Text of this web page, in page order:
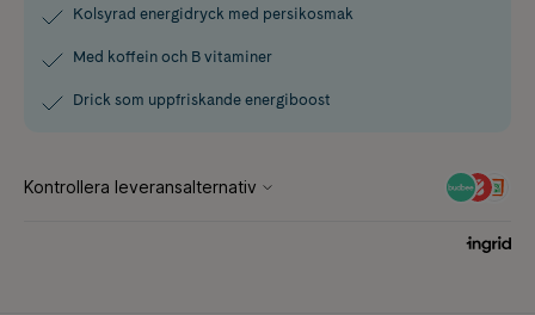
Kolsyrad energidryck med persikosmak
Med koffein och B vitaminer
Drick som uppfriskande energiboost